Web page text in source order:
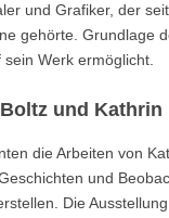
und Grafiker, der
gehörte. Grundlage
Werk ermöglicht.
und Kathrin
die Arbeiten von
und
Die